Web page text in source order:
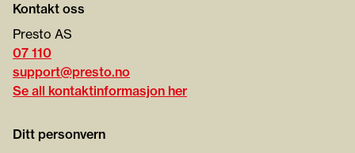
Kontakt oss
Presto AS
07 110
support@presto.no
Se all kontaktinformasjon her
Ditt personvern